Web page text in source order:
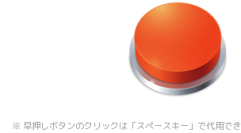
※ 早押しボタンのクリックは「スペースキー」で代用でき